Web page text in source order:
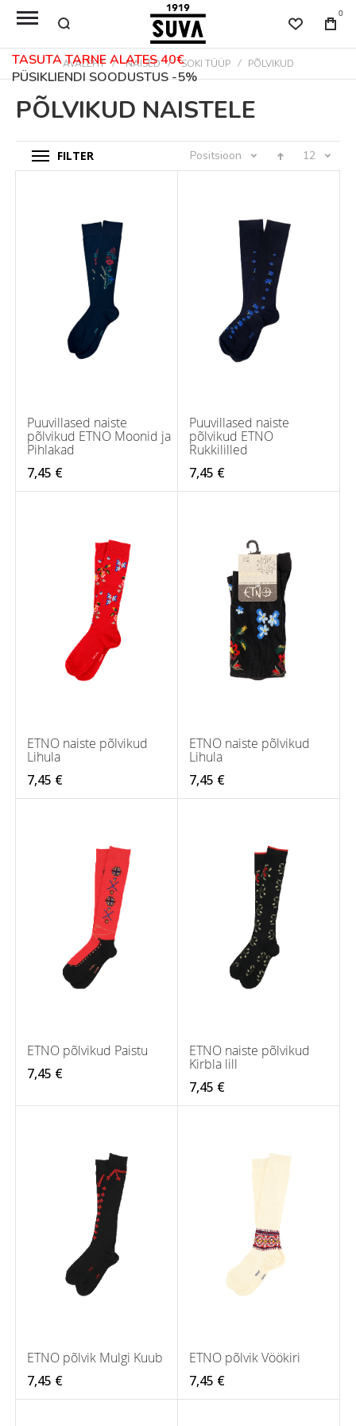
TASUTA TARNE ALATES 40€
PÜSIKLIENDI SOODUSTUS -5%
0
AVALEHT NAISED SOKI TÜÜP PÕLVIKUD
PÕLVIKUD NAISTELE
FILTER Positsioon 12
Puuvillased naiste
põlvikud ETNO Moonid ja
Pihlakad
7,45 €
Puuvillased naiste
põlvikud ETNO
Rukkililled
7,45 €
ETNO naiste põlvikud
Lihula
7,45 €
ETNO naiste põlvikud
Lihula
7,45 €
ETNO põlvikud Paistu
7,45 €
ETNO naiste põlvikud
Kirbla lill
7,45 €
ETNO põlvik Mulgi Kuub
7,45 €
ETNO põlvik Vöökiri
7,45 €